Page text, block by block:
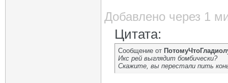
Добавлено через 1
Цитата:
Сообщение от
Икс рей выглядит бомбически?
Скажите, вы перестали пить